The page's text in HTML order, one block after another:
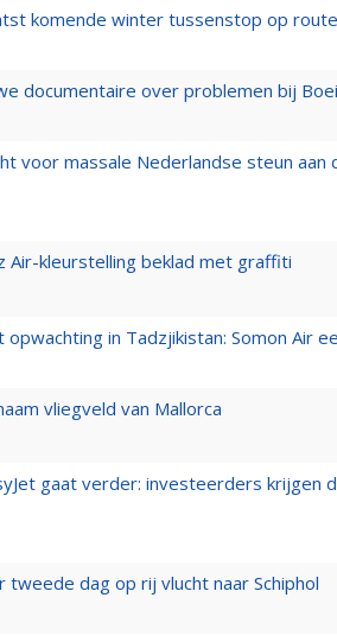
komende winter tussenstop op
documentaire over problemen bij
voor massale Nederlandse steun aan
Air-kleurstelling beklad met graffiti
opwachting in Tadzjikistan: Somon Air
vliegveld van Mallorca
gaat verder: investeerders krijgen
dag op rij vlucht naar Schiphol